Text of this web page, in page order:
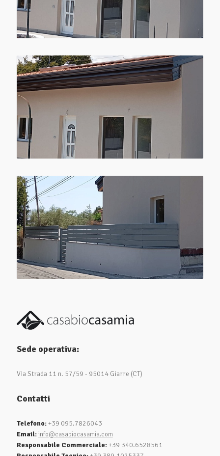
Sede operativa:
Via Strada 11 n. 57/59 - 95014 Giarre (CT)
Contatti
Telefono:+39 095.7826043
Email: info@casabiocasamia.com
Responsabile Commerciale:+39 340.6528561